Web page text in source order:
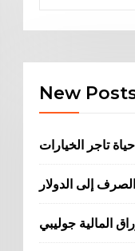
New
حياة تاجر الخيارات
إلى الدولار
المالية جوليبي